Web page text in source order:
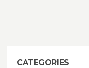
CATEGORIES